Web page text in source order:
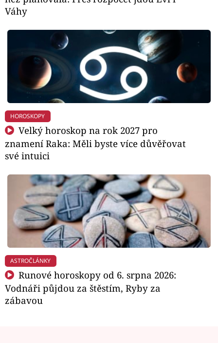
Váhy
HOROSKOPY
Velký horoskop na rok 2027 pro
znamení Raka: Měli byste více důvěřovat
své intuici
ASTROČLÁNKY
Runové horoskopy od 6. srpna 2026:
Vodnáři půjdou za štěstím, Ryby za
zábavou